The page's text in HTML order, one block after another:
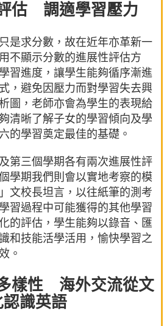
估 調適學習壓力
是求分數，故在近年亦革新一
不顯示分數的進展性評估方
習進度，讓學生能夠循序漸進
，避免因壓力而對學習失去興
圖，老師亦會為學生的表現給
清晰了解子女的學習傾向及學
的學習奠定最佳的基礎。
第三個學期各有兩次進展性評
學期我們則會以實地考察的模
文校長坦言，以往紙筆的測考
習過程中可能獲得的其他學習
的評估，學生能夠以錄音、匯
和技能活學活用，愉快學習之
。
樣性 海外交流從文
認識英語